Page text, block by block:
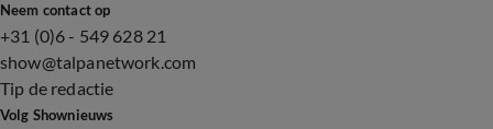
Neem contact op
+31 (0)6 - 549 628 21
show@talpanetwork.com
Tip de redactie
Volg Shownieuws